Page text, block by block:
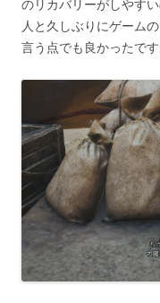
のリカバリーがしやす
人と久しぶりにゲーム
言う点でも良かったです